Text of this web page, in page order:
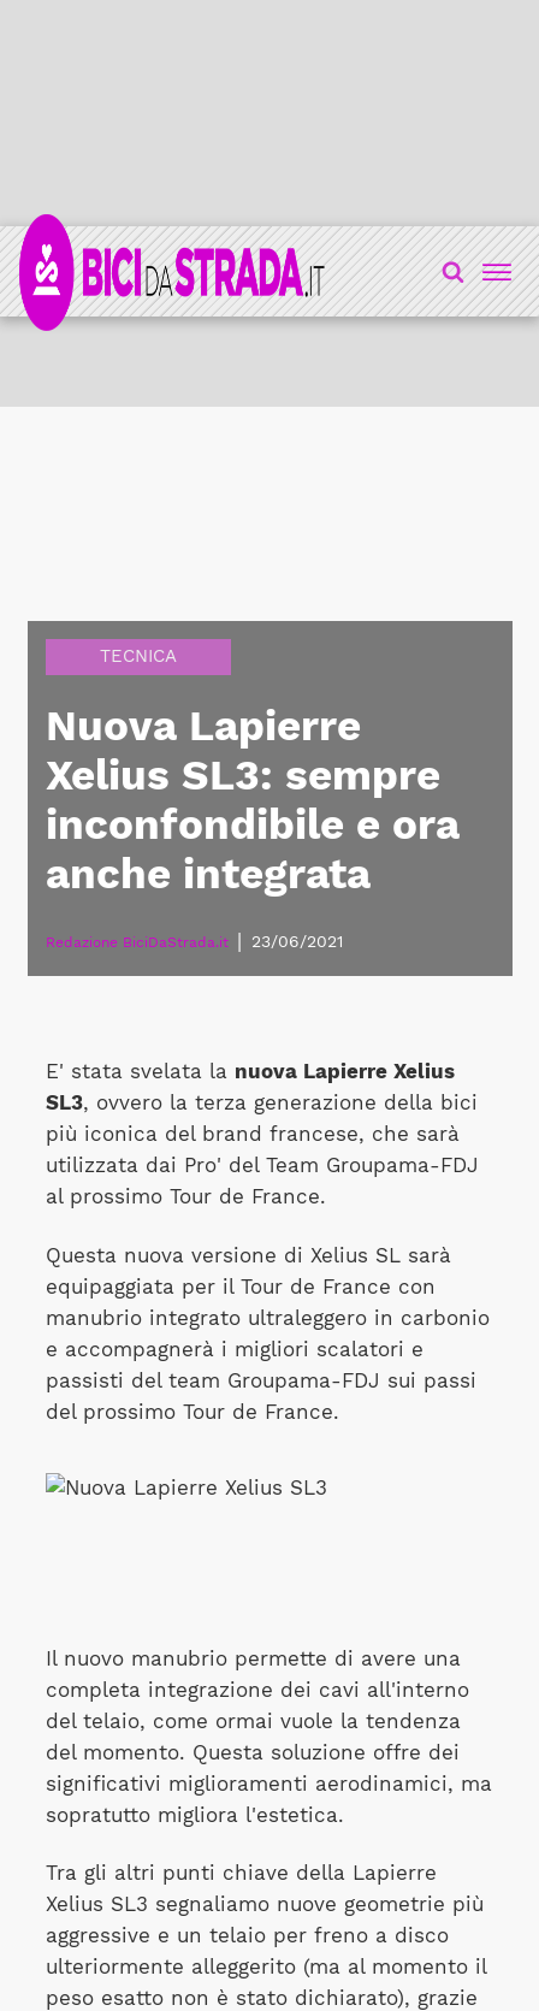
TECNICA
Nuova Lapierre
Xelius SL3: sempre
inconfondibile e ora
anche integrata
Redazione BiciDaStrada.it 23/06/2021
E' stata svelata la nuova Lapierre Xelius
SL3, ovvero la terza generazione della bici
più iconica del brand francese, che sarà
utilizzata dai Pro' del Team Groupama-FDJ
al prossimo Tour de France.
Questa nuova versione di Xelius SL sarà
equipaggiata per il Tour de France con
manubrio integrato ultraleggero in carbonio
e accompagnerà i migliori scalatori e
passisti del team Groupama-FDJ sui passi
del prossimo Tour de France.
Il nuovo manubrio permette di avere una
completa integrazione dei cavi all'interno
del telaio, come ormai vuole la tendenza
del momento. Questa soluzione offre dei
significativi miglioramenti aerodinamici, ma
sopratutto migliora l'estetica.
Tra gli altri punti chiave della Lapierre
Xelius SL3 segnaliamo nuove geometrie più
aggressive e un telaio per freno a disco
ulteriormente alleggerito (ma al momento il
peso esatto non è stato dichiarato), grazie